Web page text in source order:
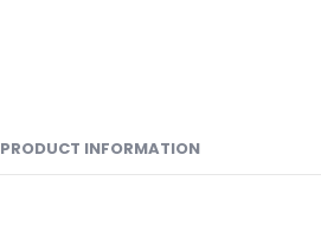
PRODUCT INFORMATION